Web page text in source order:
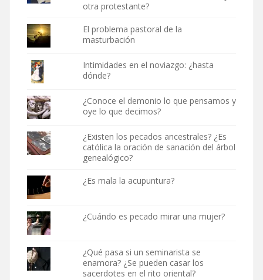
otra protestante?
El problema pastoral de la
masturbación
Intimidades en el noviazgo: ¿hasta
dónde?
¿Conoce el demonio lo que pensamos y
oye lo que decimos?
¿Existen los pecados ancestrales? ¿Es
católica la oración de sanación del árbol
genealógico?
¿Es mala la acupuntura?
¿Cuándo es pecado mirar una mujer?
¿Qué pasa si un seminarista se
enamora? ¿Se pueden casar los
sacerdotes en el rito oriental?